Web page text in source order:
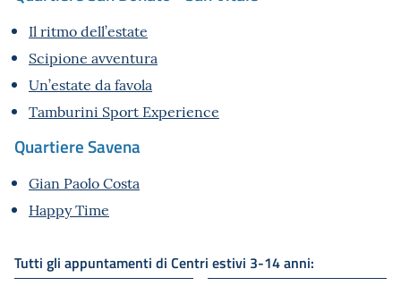
Il ritmo dell’estate
Scipione avventura
Un’estate da favola
Tamburini Sport Experience
Quartiere Savena
Gian Paolo Costa
Happy Time
Tutti gli appuntamenti di Centri estivi 3-14 anni: